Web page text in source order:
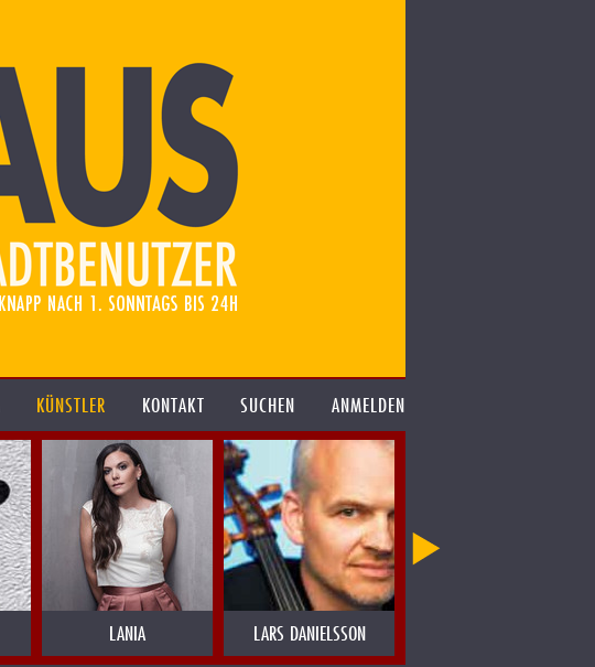
KÜNSTLER KONTAKT SUCHEN ANMELDEN
LANIA LARS DANIELSSON